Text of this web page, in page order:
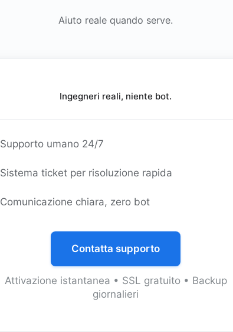
Aiuto reale quando serve.
Ingegneri reali, niente bot.
Supporto umano 24/7
Sistema ticket per risoluzione rapida
Comunicazione chiara, zero bot
Contatta supporto
Attivazione istantanea • SSL gratuito • Backup
giornalieri